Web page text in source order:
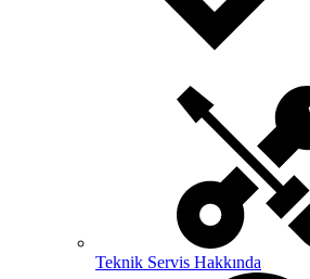
Teknik Servis Hakkında